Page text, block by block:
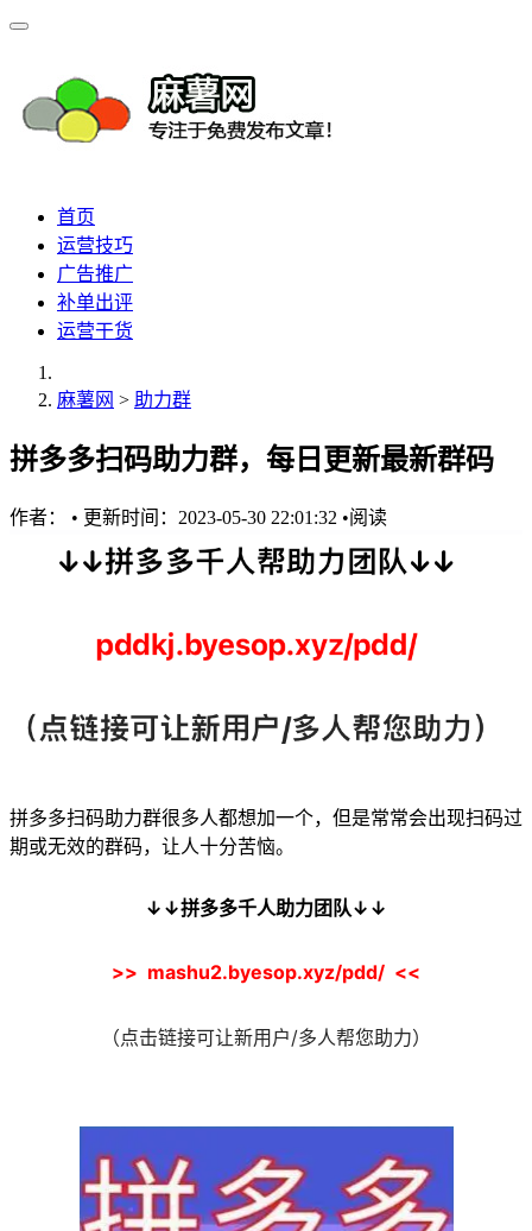
首页
运营技巧
广告推广
补单出评
运营干货
麻薯网 > 助力群
拼多多扫码助力群，每日更新最新群码
作者： • 更新时间：2023-05-30 22:01:32 •阅读
拼多多扫码助力群很多人都想加一个，但是常常会出现扫码过
期或无效的群码，让人十分苦恼。
↓↓拼多多千人助力团队↓↓
>> mashu2.byesop.xyz/pdd/ <<
（点击链接可让新用户/多人帮您助力）